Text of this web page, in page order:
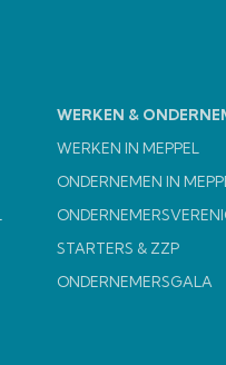
WERKEN &
WERKEN IN MEPPEL
ONDERNEMEN IN
STARTERS & ZZP
ONDERNEMERSGALA